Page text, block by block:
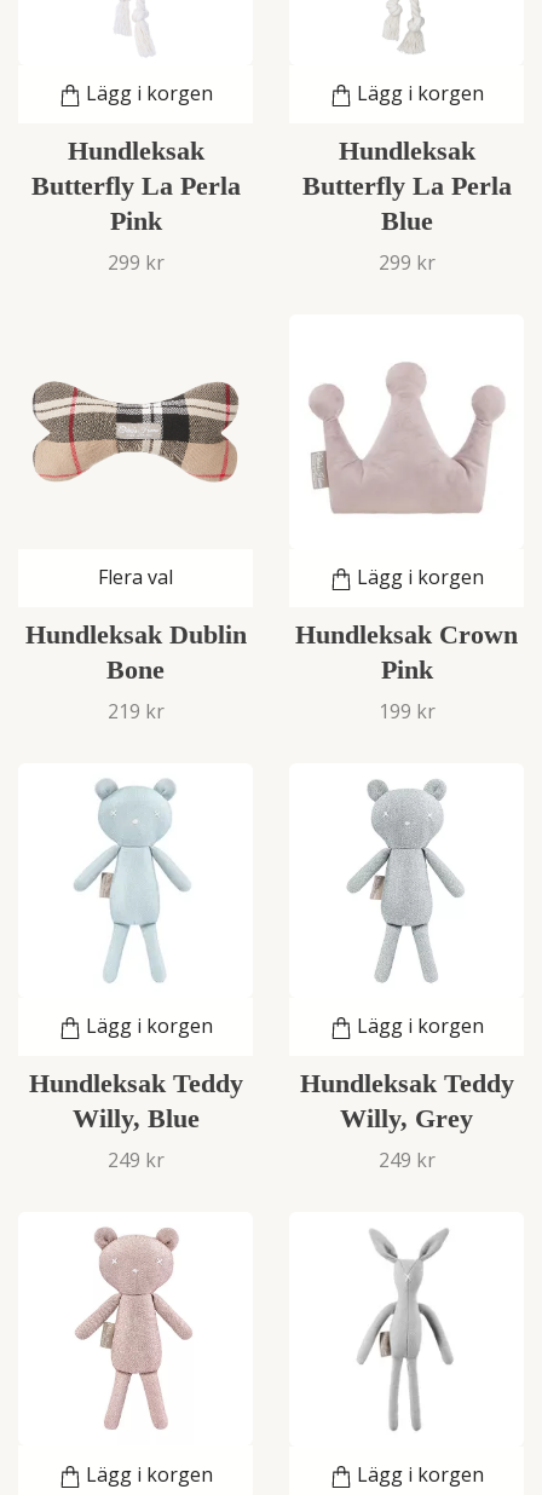
Lägg i korgen
Hundleksak
Butterfly La Perla
Pink
299 kr
Lägg i korgen
Hundleksak
Butterfly La Perla
Blue
299 kr
Flera val
Hundleksak Dublin
Bone
219 kr
Lägg i korgen
Hundleksak Crown
Pink
199 kr
Lägg i korgen
Hundleksak Teddy
Willy, Blue
249 kr
Lägg i korgen
Hundleksak Teddy
Willy, Grey
249 kr
Lägg i korgen Lägg i korgen